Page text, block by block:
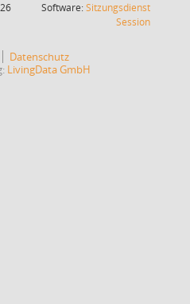
Software:Sitzungsdienst
Session(Wird in
Datenschutz
LivingData GmbH